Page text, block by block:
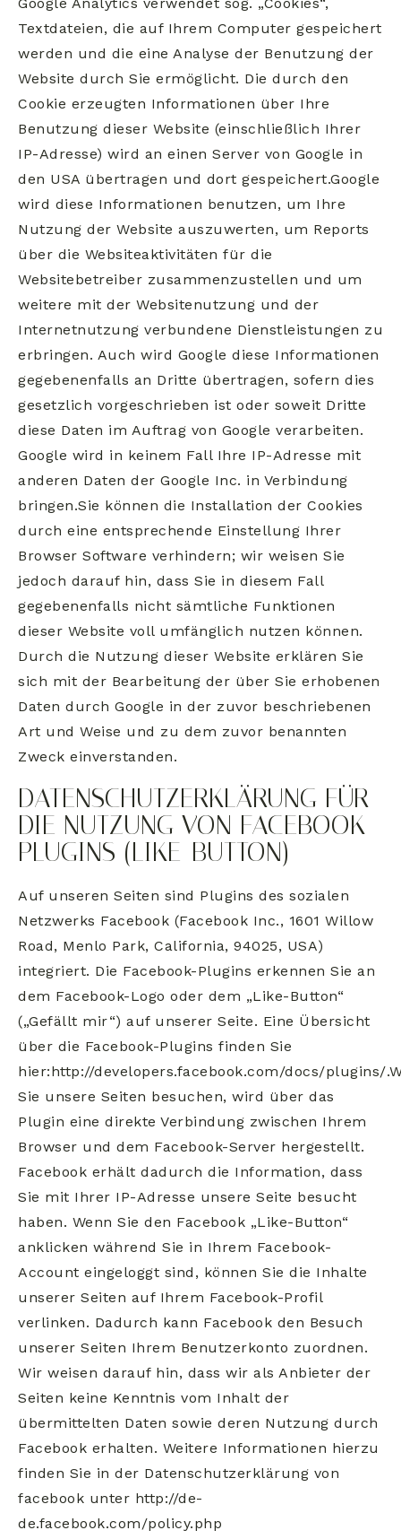
Textdateien, die auf Ihrem Computer gespeichert
werden und die eine Analyse der Benutzung der
Website durch Sie ermöglicht. Die durch den
Cookie erzeugten Informationen über Ihre
Benutzung dieser Website (einschließlich Ihrer
IP-Adresse) wird an einen Server von Google in
den USA übertragen und dort gespeichert.Google
wird diese Informationen benutzen, um Ihre
Nutzung der Website auszuwerten, um Reports
über die Websiteaktivitäten für die
Websitebetreiber zusammenzustellen und um
weitere mit der Websitenutzung und der
Internetnutzung verbundene Dienstleistungen zu
erbringen. Auch wird Google diese Informationen
gegebenenfalls an Dritte übertragen, sofern dies
gesetzlich vorgeschrieben ist oder soweit Dritte
diese Daten im Auftrag von Google verarbeiten.
Google wird in keinem Fall Ihre IP-Adresse mit
anderen Daten der Google Inc. in Verbindung
bringen.Sie können die Installation der Cookies
durch eine entsprechende Einstellung Ihrer
Browser Software verhindern; wir weisen Sie
jedoch darauf hin, dass Sie in diesem Fall
gegebenenfalls nicht sämtliche Funktionen
dieser Website voll umfänglich nutzen können.
Durch die Nutzung dieser Website erklären Sie
sich mit der Bearbeitung der über Sie erhobenen
Daten durch Google in der zuvor beschriebenen
Art und Weise und zu dem zuvor benannten
Zweck einverstanden.
DATENSCHUTZERKLÄRUNG FÜR
DIE NUTZUNG VON FACEBOOK-
PLUGINS (LIKE-BUTTON)
Auf unseren Seiten sind Plugins des sozialen
Netzwerks Facebook (Facebook Inc., 1601 Willow
Road, Menlo Park, California, 94025, USA)
integriert. Die Facebook-Plugins erkennen Sie an
dem Facebook-Logo oder dem „Like-Button“
(„Gefällt mir“) auf unserer Seite. Eine Übersicht
über die Facebook-Plugins finden Sie
hier:http://developers.facebook.com/docs/plugins/
Sie unsere Seiten besuchen, wird über das
Plugin eine direkte Verbindung zwischen Ihrem
Browser und dem Facebook-Server hergestellt.
Facebook erhält dadurch die Information, dass
Sie mit Ihrer IP-Adresse unsere Seite besucht
haben. Wenn Sie den Facebook „Like-Button“
anklicken während Sie in Ihrem Facebook-
Account eingeloggt sind, können Sie die Inhalte
unserer Seiten auf Ihrem Facebook-Profil
verlinken. Dadurch kann Facebook den Besuch
unserer Seiten Ihrem Benutzerkonto zuordnen.
Wir weisen darauf hin, dass wir als Anbieter der
Seiten keine Kenntnis vom Inhalt der
übermittelten Daten sowie deren Nutzung durch
Facebook erhalten. Weitere Informationen hierzu
finden Sie in der Datenschutzerklärung von
facebook unter http://de-
de.facebook.com/policy.php